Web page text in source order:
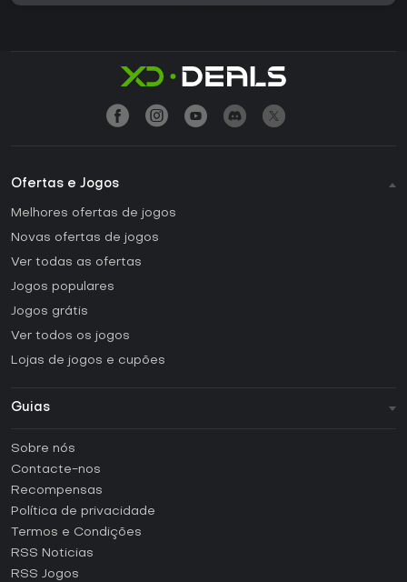
Ofertas e Jogos
Melhores ofertas de jogos
Novas ofertas de jogos
Ver todas as ofertas
Jogos populares
Jogos grátis
Ver todos os jogos
Lojas de jogos e cupões
Guias
Como ativar uma CD Key Steam?
Como ativar uma CD Key Epic Games?
Como ativar uma CD Key GOG?
Como ativar uma CD Key Ubisoft Connect?
Sobre nós
Contacte-nos
Recompensas
Política de privacidade
Termos e Condições
RSS Noticias
RSS Jogos